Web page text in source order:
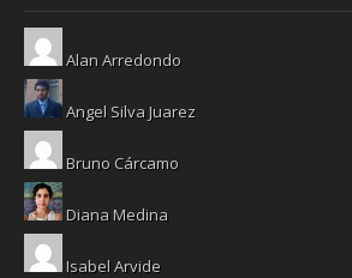
Alan Arredondo
Angel Silva Juarez
Bruno Cárcamo
Diana Medina
Isabel Arvide